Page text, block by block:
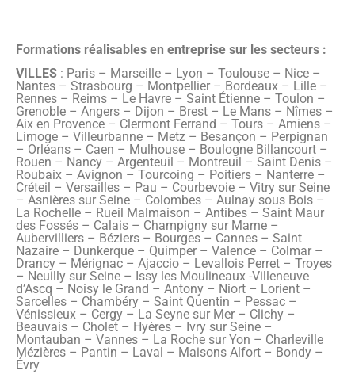
Formations réalisables en entreprise sur les secteurs :
VILLES : Paris – Marseille – Lyon – Toulouse – Nice –
Nantes – Strasbourg – Montpellier – Bordeaux – Lille –
Rennes – Reims – Le Havre – Saint Étienne – Toulon –
Grenoble – Angers – Dijon – Brest – Le Mans – Nîmes –
Aix en Provence – Clermont Ferrand – Tours – Amiens –
Limoge – Villeurbanne – Metz – Besançon – Perpignan
– Orléans – Caen – Mulhouse – Boulogne Billancourt –
Rouen – Nancy – Argenteuil – Montreuil – Saint Denis –
Roubaix – Avignon – Tourcoing – Poitiers – Nanterre –
Créteil – Versailles – Pau – Courbevoie – Vitry sur Seine
– Asnières sur Seine – Colombes – Aulnay sous Bois –
La Rochelle – Rueil Malmaison – Antibes – Saint Maur
des Fossés – Calais – Champigny sur Marne –
Aubervilliers – Béziers – Bourges – Cannes – Saint
Nazaire – Dunkerque – Quimper – Valence – Colmar –
Drancy – Mérignac – Ajaccio – Levallois Perret – Troyes
– Neuilly sur Seine – Issy les Moulineaux -Villeneuve
d’Ascq – Noisy le Grand – Antony – Niort – Lorient –
Sarcelles – Chambéry – Saint Quentin – Pessac –
Vénissieux – Cergy – La Seyne sur Mer – Clichy –
Beauvais – Cholet – Hyères – Ivry sur Seine –
Montauban – Vannes – La Roche sur Yon – Charleville
Mézières – Pantin – Laval – Maisons Alfort – Bondy –
Évry